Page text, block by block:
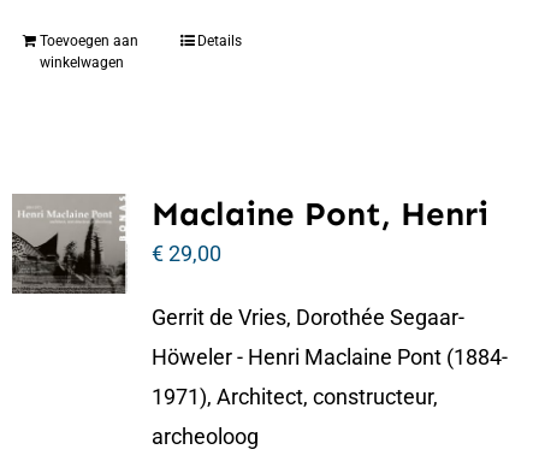
Toevoegen aan
winkelwagen
Details
Maclaine Pont, Henri
€29,00
Gerrit de Vries, Dorothée Segaar-
Höweler - Henri Maclaine Pont (1884-
1971), Architect, constructeur,
archeoloog